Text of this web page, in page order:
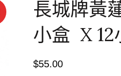
長城牌黃
小盒 X 12
$55.00